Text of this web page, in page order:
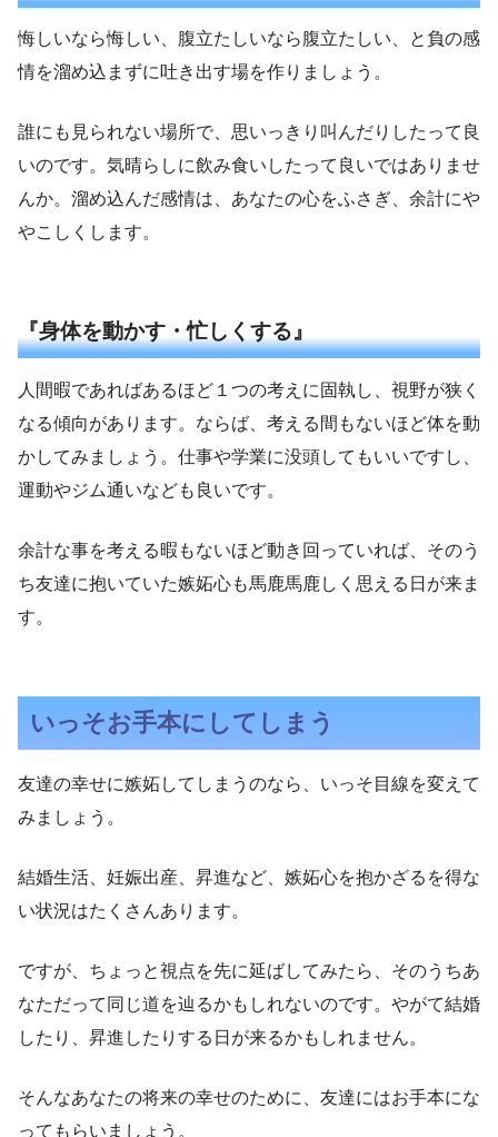
悔しいなら悔しい、腹立たしいなら腹立たしい、と負の感
情を溜め込まずに吐き出す場を作りましょう。
誰にも見られない場所で、思いっきり叫んだりしたって良
いのです。気晴らしに飲み食いしたって良いではありませ
んか。溜め込んだ感情は、あなたの心をふさぎ、余計にや
やこしくします。
『身体を動かす・忙しくする』
人間暇であればあるほど１つの考えに固執し、視野が狭く
なる傾向があります。ならば、考える間もないほど体を動
かしてみましょう。仕事や学業に没頭してもいいですし、
運動やジム通いなども良いです。
余計な事を考える暇もないほど動き回っていれば、そのう
ち友達に抱いていた嫉妬心も馬鹿馬鹿しく思える日が来ま
す。
いっそお手本にしてしまう
友達の幸せに嫉妬してしまうのなら、いっそ目線を変えて
みましょう。
結婚生活、妊娠出産、昇進など、嫉妬心を抱かざるを得な
い状況はたくさんあります。
ですが、ちょっと視点を先に延ばしてみたら、そのうちあ
なただって同じ道を辿るかもしれないのです。やがて結婚
したり、昇進したりする日が来るかもしれません。
そんなあなたの将来の幸せのために、友達にはお手本にな
ってもらいましょう。